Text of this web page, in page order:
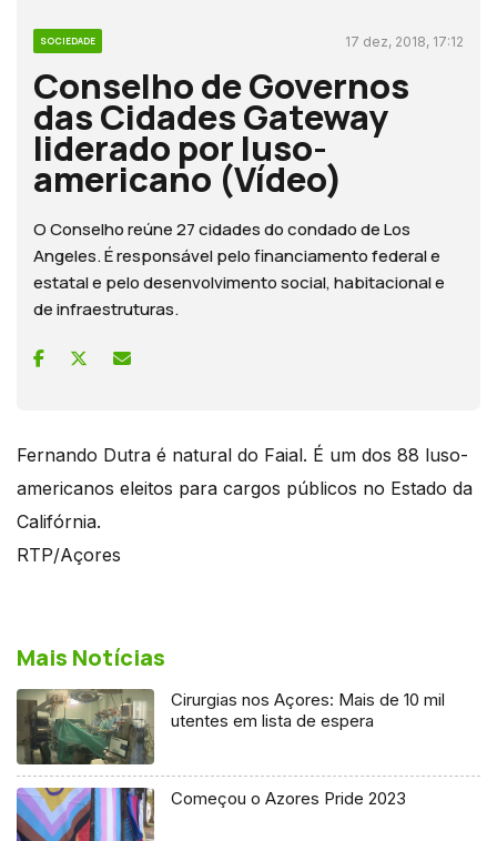
SOCIEDADE 17 dez, 2018, 17:12
Conselho de Governos
das Cidades Gateway
liderado por luso-
americano (Vídeo)
O Conselho reúne 27 cidades do condado de Los
Angeles. É responsável pelo financiamento federal e
estatal e pelo desenvolvimento social, habitacional e
de infraestruturas.
Fernando Dutra é natural do Faial. É um dos 88 luso-
americanos eleitos para cargos públicos no Estado da
Califórnia.
RTP/Açores
Mais Notícias
Cirurgias nos Açores: Mais de 10 mil
utentes em lista de espera
Começou o Azores Pride 2023